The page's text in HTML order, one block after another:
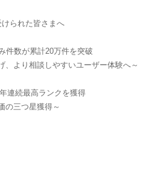
られた皆さまへ
件数が累計20万件を突破
、より相談しやすいユーザー体験へ～
連続最高ランクを獲得
の三つ星獲得～